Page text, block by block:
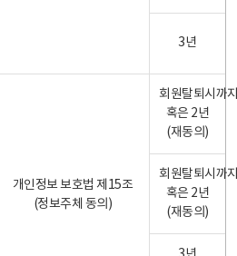
3년
개인정보 보호법 제15조
(정보주체 동의)
회원탈퇴시까
혹은 2년
(재동의)
회원탈퇴시까
혹은 2년
(재동의)